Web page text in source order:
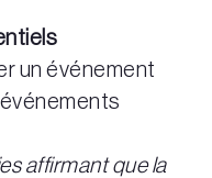
un événement
affirmant que la